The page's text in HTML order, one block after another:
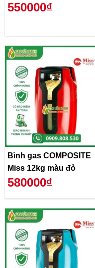
550000₫
Bình gas COMPOSITE
Miss 12kg màu đỏ
580000₫